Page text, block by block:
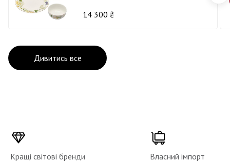
14 300 ₴
Дивитись все
Кращі світові бренди Власний імпорт